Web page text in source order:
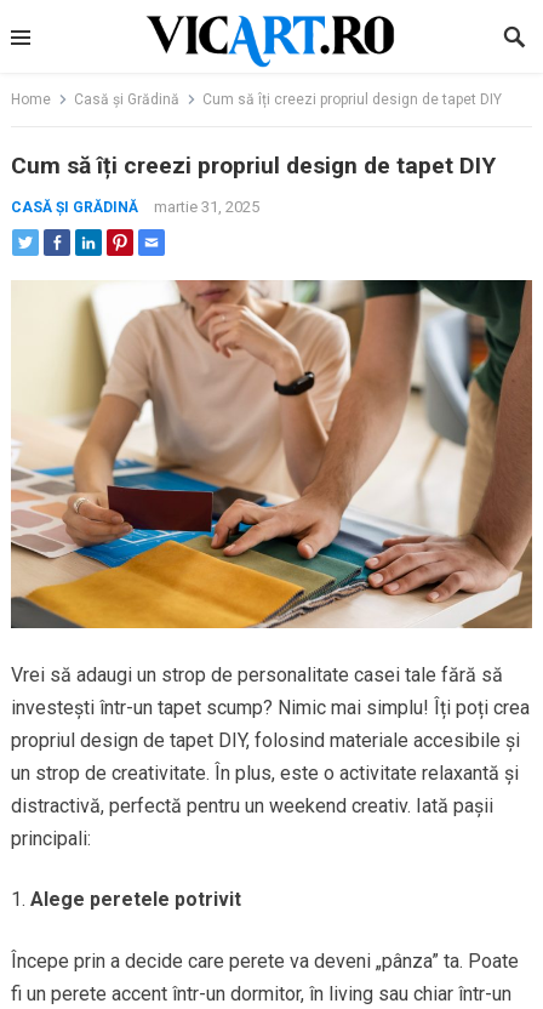
to
Home Casă și Grădină Cum să îți creezi propriul design de tapet DIY
Cum să îți creezi propriul design de tapet DIY
CASĂ ȘI GRĂDINĂ martie 31, 2025
Vrei să adaugi un strop de personalitate casei tale fără să
investești într-un tapet scump? Nimic mai simplu! Îți poți crea
propriul design de tapet DIY, folosind materiale accesibile și
un strop de creativitate. În plus, este o activitate relaxantă și
distractivă, perfectă pentru un weekend creativ. Iată pașii
principali:
Alege peretele potrivit
Începe prin a decide care perete va deveni „pânza” ta. Poate
fi un perete accent într-un dormitor, în living sau chiar într-un